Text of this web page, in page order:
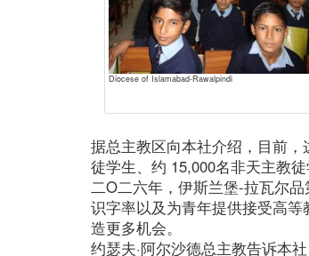
Diocese of Islamabad-Rawalpindi
据总主教区向本社介绍，目前
徒学生、约 15,000名非天主教
二O二六年，伊斯兰堡-拉瓦尔
识字率以及为青年提供接受高
造更多机会。
约瑟夫·阿尔沙德总主教告诉本